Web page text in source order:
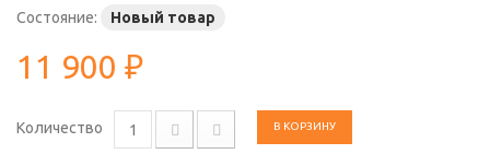
Состояние: Новый товар
11 900 ₽
Количество В КОРЗИНУ